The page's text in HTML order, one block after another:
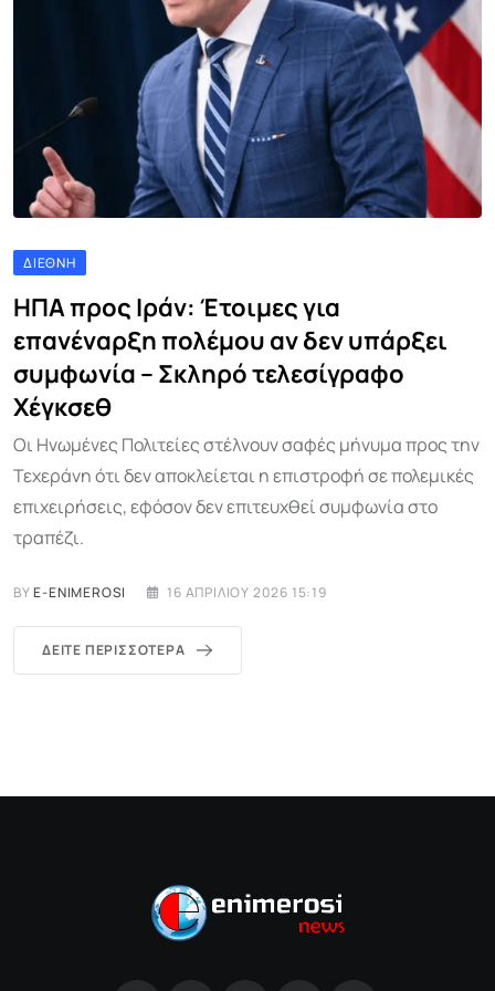
ΔΙΕΘΝΉ
ΗΠΑ προς Ιράν: Έτοιμες για
επανέναρξη πολέμου αν δεν υπάρξει
συμφωνία – Σκληρό τελεσίγραφο
Χέγκσεθ
Οι Ηνωμένες Πολιτείες στέλνουν σαφές μήνυμα προς την
Τεχεράνη ότι δεν αποκλείεται η επιστροφή σε πολεμικές
επιχειρήσεις, εφόσον δεν επιτευχθεί συμφωνία στο
τραπέζι.
BYE-ENIMEROSI 16 ΑΠΡΙΛΊΟΥ 2026 15:19
ΔΕΊΤΕ ΠΕΡΙΣΣΌΤΕΡΑ